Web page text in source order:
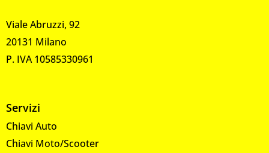
Viale Abruzzi, 92
20131 Milano
P. IVA 10585330961
Servizi
Chiavi Auto
Chiavi Moto/Scooter